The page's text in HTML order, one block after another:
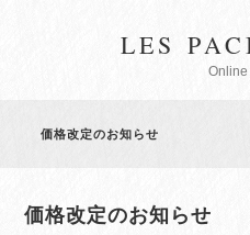
LES
価格改定のお知らせ
価格改定のお知らせ